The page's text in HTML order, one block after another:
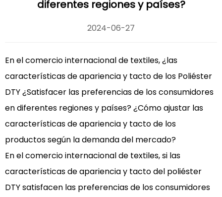
diferentes regiones y países?
2024-06-27
En el comercio internacional de textiles, ¿las
características de apariencia y tacto de los Poliéster
DTY¿Satisfacer las preferencias de los consumidores
en diferentes regiones y países? ¿Cómo ajustar las
características de apariencia y tacto de los
productos según la demanda del mercado?
En el comercio internacional de textiles, si las
características de apariencia y tacto del poliéster
DTY satisfacen las preferencias de los consumidores